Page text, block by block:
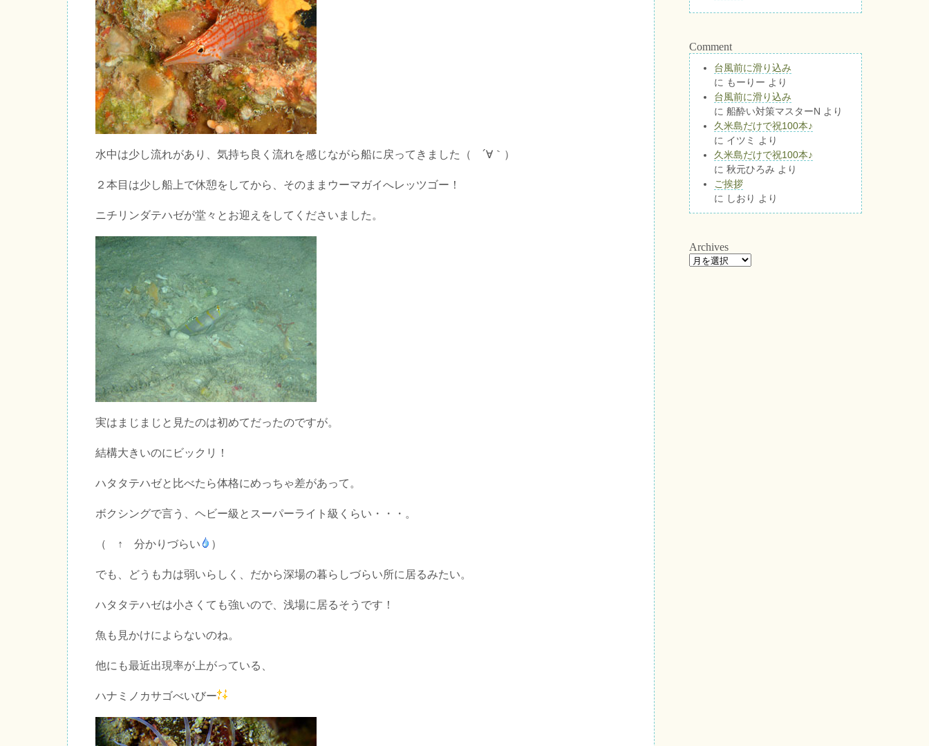
水中は少し流れがあり、気持ち良く流れを感じながら船に戻ってきました（ ´∀｀）
２本目は少し船上で休憩をしてから、そのままウーマガイへレッツゴー！
ニチリンダテハゼが堂々とお迎えをしてくださいました。
実はまじまじと見たのは初めてだったのですが。
結構大きいのにビックリ！
ハタタテハゼと比べたら体格にめっちゃ差があって。
ボクシングで言う、ヘビー級とスーパーライト級くらい・・・。
（ ↑ 分かりづらい ）
でも、どうも力は弱いらしく、だから深場の暮らしづらい所に居るみたい。
ハタタテハゼは小さくても強いので、浅場に居るそうです！
魚も見かけによらないのね。
他にも最近出現率が上がっている、
ハナミノカサゴべいびー
Comment
台風前に滑り込み
に もーりー より
台風前に滑り込み
に 船酔い対策マスターN より
久米島だけで祝100本♪
に イツミ
より
久米島だけで祝100本♪
に 秋元ひろみ より
ご挨拶
に しおり より
Archives